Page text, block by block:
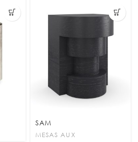
SAM
MESAS AUX